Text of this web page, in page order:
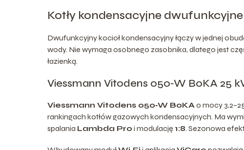
Kotły kondensacyjne
Dwufunkcyjny kocioł kondensacyjny łączy w jednej
wody. Nie wymaga osobnego zasobnika, dlatego jest
łazienką.
Viessmann Vitodens 050‑W B0KA 25
Viessmann Vitodens 050‑W B0KAo mocy
rankingach kotłów gazowych kondensacyjnych. Ma
spalania Lambda Pro i modulację 1:8. Sezonowa